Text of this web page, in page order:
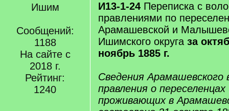
Ишим
Сообщений:
1188
На сайте с
2018 г.
Рейтинг:
1240
И13-1-24 Переписка с
правлениями по
Арамашевской и
Ишимского округа за
ноябрь 1885 г.
Сведения Арамашевского
правления о
проживающих в